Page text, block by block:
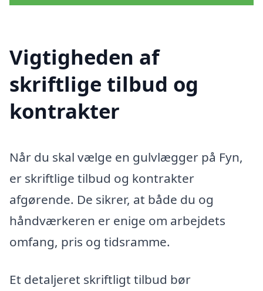
Vigtigheden af
skriftlige tilbud og
kontrakter
Når du skal vælge en gulvlægger på Fyn,
er skriftlige tilbud og kontrakter
afgørende. De sikrer, at både du og
håndværkeren er enige om arbejdets
omfang, pris og tidsramme.
Et detaljeret skriftligt tilbud bør